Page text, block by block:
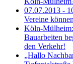
07.07.2013 -
Vereine
Köln-
Bauarbeiten
den Verkehr!
„Hallo